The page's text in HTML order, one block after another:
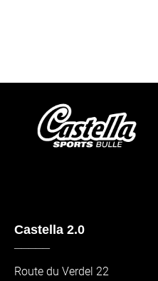
Castella 2.0
Route du Verdel 22